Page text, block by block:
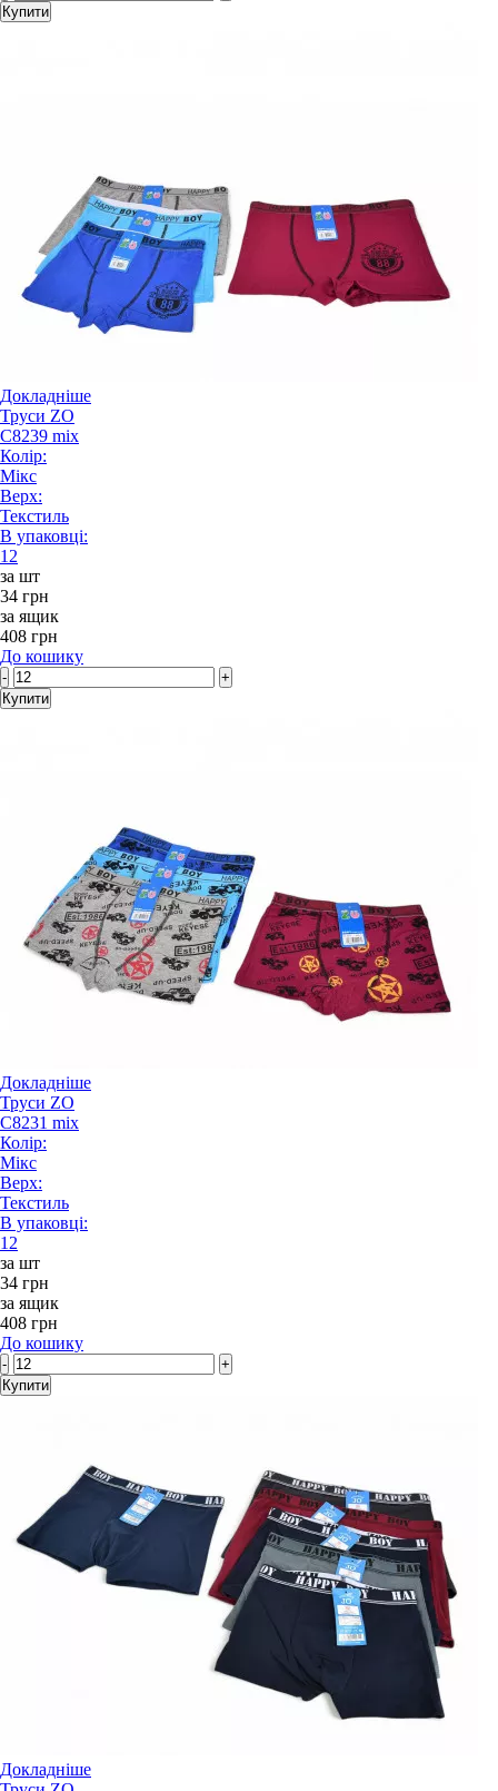
Купити
Докладніше
Труси ZO
C8239 mix
Колір:
Мікс
Верх:
Текстиль
В упаковці:
12
за шт
34 грн
за ящик
408 грн
До кошику
-
+
Купити
Докладніше
Труси ZO
C8231 mix
Колір:
Мікс
Верх:
Текстиль
В упаковці:
12
за шт
34 грн
за ящик
408 грн
До кошику
-
+
Купити
Докладніше